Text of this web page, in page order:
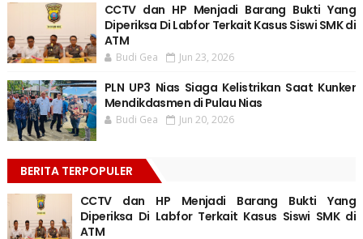
CCTV dan HP Menjadi Barang Bukti Yang
Diperiksa Di Labfor Terkait Kasus Siswi SMK di
ATM
Budi Gea Jun 23, 2026
PLN UP3 Nias Siaga Kelistrikan Saat Kunker
Mendikdasmen di Pulau Nias
Budi Gea Jun 20, 2026
BERITA TERPOPULER
CCTV dan HP Menjadi Barang Bukti Yang
Diperiksa Di Labfor Terkait Kasus Siswi SMK di
ATM